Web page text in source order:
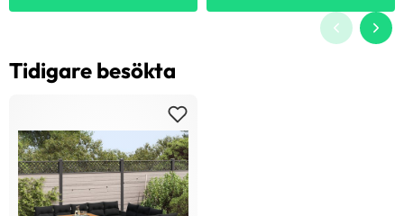
Tidigare besökta